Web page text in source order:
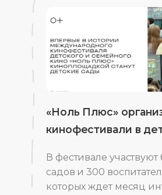
«Ноль Плюс»
кинофестивали в
В фестивале участвуют
садов и 300
которых ждет месяц